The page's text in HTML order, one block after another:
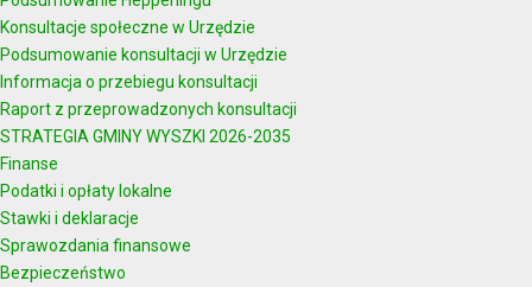
Konsultacje społeczne w Urzędzie
Podsumowanie konsultacji w Urzędzie
Informacja o przebiegu konsultacji
Raport z przeprowadzonych konsultacji
STRATEGIA GMINY WYSZKI 2026-2035
Finanse
Podatki i opłaty lokalne
Stawki i deklaracje
Sprawozdania finansowe
Bezpieczeństwo